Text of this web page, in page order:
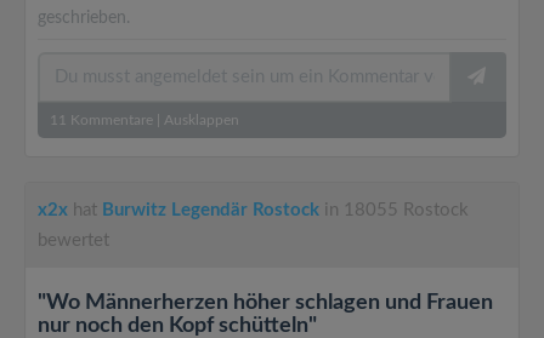
geschrieben.
11 Kommentare Ausklappen
x2x hat Burwitz Legendär Rostock in 18055 Rostock
bewertet
"Wo Männerherzen höher schlagen und Frauen
nur noch den Kopf schütteln"